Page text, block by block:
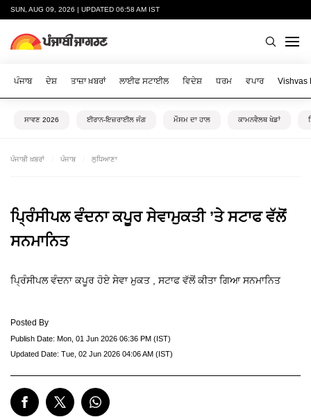
SUN, AUG 09, 2026 | UPDATED 06:58 AM IST
ਪੰਜਾਬ ਦੇਸ਼ ਤਾਜ਼ਾ ਖ਼ਬਰਾਂ ਲਾਈਫ ਸਟਾਈਲ ਵਿਦੇਸ਼ ਧਰਮ ਵਪਾਰ Vishvas
ਸਾਵਣ 2026 ਈਰਾਨ-ਇਜ਼ਰਾਈਲ ਜੰਗ ਮੌਸਮ ਦਾ ਹਾਲ ਕਾਮਨਵੈਲਥ ਖੇਡਾਂ
ਪੰਜਾਬੀ ਖ਼ਬਰਾਂ ਪੰਜਾਬ ਲੁਧਿਆਣਾ
ਪ੍ਰਿੰਸੀਪਲ ਵੰਦਨਾ ਕਪੂਰ ਸੇਵਾਮੁਕਤੀ ’ਤੇ ਸਟਾਫ ਵੱਲੋਂ
ਸਨਮਾਨਿਤ
ਪ੍ਰਿੰਸੀਪਲ ਵੰਦਨਾ ਕਪੂਰ ਹੋਏ ਸੇਵਾ ਮੁਕਤ , ਸਟਾਫ ਵੱਲੋਂ ਕੀਤਾ ਗਿਆ ਸਨਮਾਨਿਤ
Posted By
Publish Date: Mon, 01 Jun 2026 06:36 PM (IST)
Updated Date: Tue, 02 Jun 2026 04:06 AM (IST)